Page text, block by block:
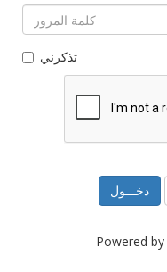
تذكرني
Powered by